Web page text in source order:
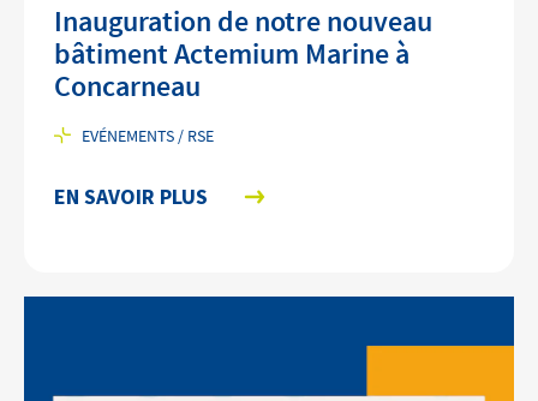
EVÉNEMENTS / RSE
Inauguration de notre nouveau
bâtiment Actemium Marine à
Concarneau
EN SAVOIR PLUS